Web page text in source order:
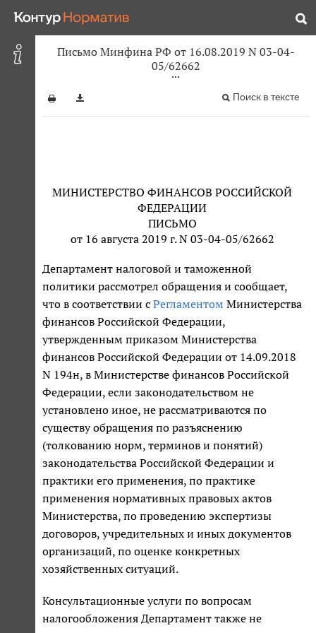
Письмо Минфина РФ от 16.08.2019 N 03-04-
05/62662
Поиск в тексте
МИНИСТЕРСТВО ФИНАНСОВ РОССИЙСКОЙ
ФЕДЕРАЦИИ
ПИСЬМО
от 16 августа 2019 г. N 03-04-05/62662
Департамент налоговой и таможенной
политики рассмотрел обращения и сообщает,
что в соответствии с Регламентом Министерства
финансов Российской Федерации,
утвержденным приказом Министерства
финансов Российской Федерации от 14.09.2018
N 194н, в Министерстве финансов Российской
Федерации, если законодательством не
установлено иное, не рассматриваются по
существу обращения по разъяснению
(толкованию норм, терминов и понятий)
законодательства Российской Федерации и
практики его применения, по практике
применения нормативных правовых актов
Министерства, по проведению экспертизы
договоров, учредительных и иных документов
организаций, по оценке конкретных
хозяйственных ситуаций.
Консультационные услуги по вопросам
налогообложения Департамент также не